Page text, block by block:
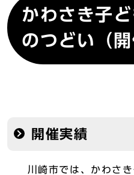
かわさき子
のつどい（開
開催実績
川崎市では、かわさき